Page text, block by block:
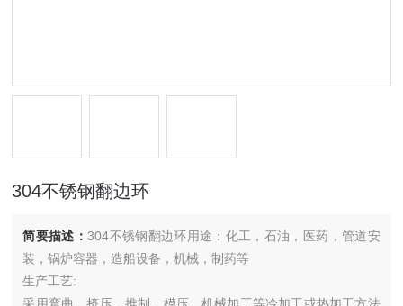
304不锈钢翻边环
简要描述：304不锈钢翻边环用途：化工，石油，医药，管道安
装，锅炉容器，造船设备，机械，制药等
生产工艺: